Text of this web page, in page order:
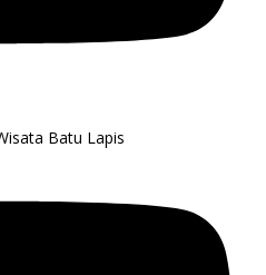
Batu Lapis